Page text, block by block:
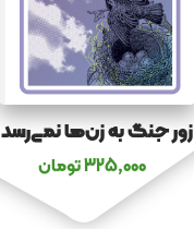
زور جنگ به زن‌ها نمی‌رسد
325,000تومان